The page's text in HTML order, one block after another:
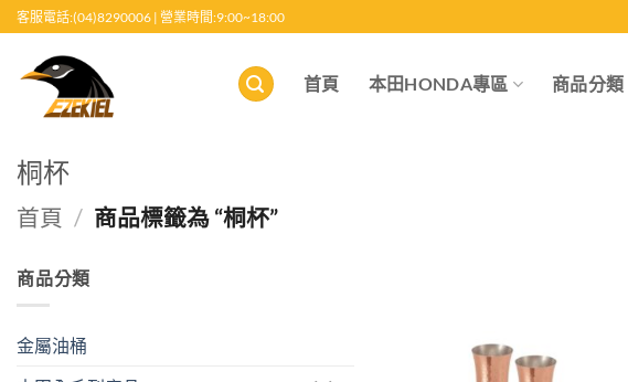
至
客服電話:(04)8290006 | 營業時間:9:00~18:00
首頁 本田HONDA專區 商品分類
桐杯
首頁 / 商品標籤為 “桐杯”
商品分類
金屬油桶